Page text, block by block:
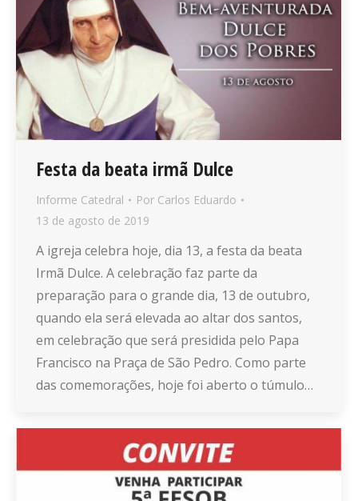
Festa da beata irmã Dulce
Informe Catedral Por Carlos Eduardo
13 de agosto de 2019
A igreja celebra hoje, dia 13, a festa da beata
Irmã Dulce. A celebração faz parte da
preparação para o grande dia, 13 de outubro,
quando ela será elevada ao altar dos santos,
em celebração que será presidida pelo Papa
Francisco na Praça de São Pedro. Como parte
das comemorações, hoje foi aberto o túmulo…